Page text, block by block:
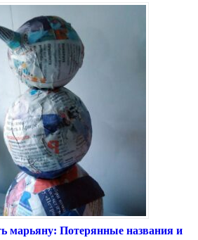
марьяну: Потерянные названия и